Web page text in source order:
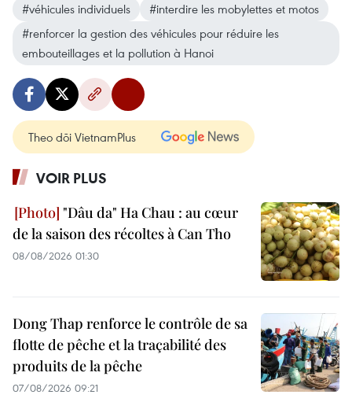
#véhicules individuels
#interdire les mobylettes et motos
#renforcer la gestion des véhicules pour réduire les
embouteillages et la pollution à Hanoi
Theo dõi VietnamPlus
VOIR PLUS
"Dâu da" Ha Chau : au cœur
de la saison des récoltes à Can Tho
08/08/2026 01:30
Dong Thap renforce le contrôle de sa
flotte de pêche et la traçabilité des
produits de la pêche
07/08/2026 09:21